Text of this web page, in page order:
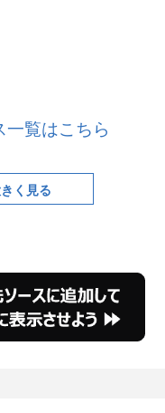
覧はこちら
く見る